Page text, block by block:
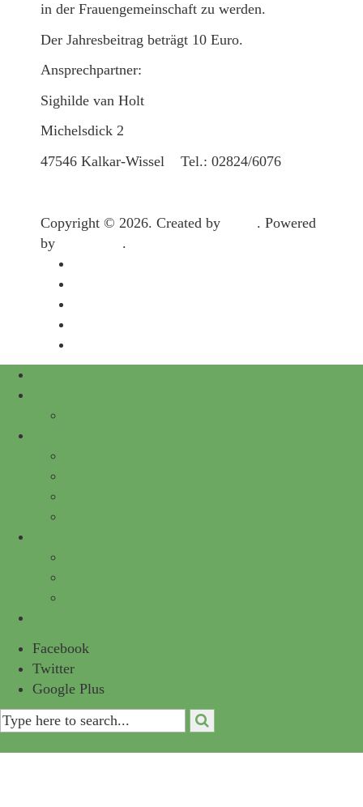
in der Frauengemeinschaft zu werden.
Der Jahresbeitrag beträgt 10 Euro.
Ansprechpartner:
Sighilde van Holt
Michelsdick 2
47546 Kalkar-Wissel Tel.: 02824/6076
Copyright © 2026. Created by
. Powered
by
.
Facebook
Twitter
Google Plus